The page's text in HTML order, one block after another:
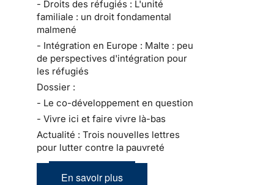
- Droits des réfugiés : L'unité
familiale : un droit fondamental
malmené
- Intégration en Europe : Malte : peu
de perspectives d'intégration pour
les réfugiés
Dossier :
- Le co-développement en question
- Vivre ici et faire vivre là-bas
Actualité : Trois nouvelles lettres
pour lutter contre la pauvreté
En savoir plus